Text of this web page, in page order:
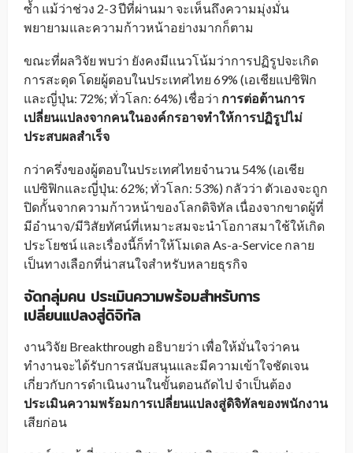
ซ้ำ แม้ว่าช่วง 2-3 ปีที่ผ่านมา จะเห็นถึงความมุ่งมั่น
พยายามและความก้าวหน้าอย่างมากก็ตาม
ขณะที่ผลวิจัย พบว่า ยังคงมีแนวโน้มว่าการปฏิรูปจะเกิด
การสะดุด โดยผู้ตอบในประเทศไทย 69% (เอเชียแปซิฟิก
และญี่ปุ่น: 72%; ทั่วโลก: 64%) เชื่อว่า การต่อต้านการ
เปลี่ยนแปลงจากคนในองค์กรอาจทำให้การปฏิรูปไม่
ประสบผลสำเร็จ
กว่าครึ่งของผู้ตอบในประเทศไทยจำนวน 54% (เอเชีย
แปซิฟิกและญี่ปุ่น: 62%; ทั่วโลก: 53%) กลัวว่า ตัวเองจะถูก
ปิดกั้นจากความก้าวหน้าของโลกดิจิทัล เนื่องจากขาดผู้ที่
มีอำนาจ/มีวิสัยทัศน์ที่เหมาะสมจะนำโอกาสมาใช้ให้เกิด
ประโยชน์ และเรื่องนี้ก็ทำให้โมเดล As-a-Service กลาย
เป็นทางเลือกที่น่าสนใจสำหรับหลายธุรกิจ
จัดกลุ่มคน ประเมินความพร้อมสำหรับการ
เปลี่ยนแปลงสู่ดิจิทัล
งานวิจัย Breakthrough อธิบายว่า เพื่อให้มั่นใจว่าคน
ทำงานจะได้รับการสนับสนุนและมีความเข้าใจชัดเจน
เกี่ยวกับการดำเนินงานในขั้นตอนถัดไป จำเป็นต้อง
ประเมินความพร้อมการเปลี่ยนแปลงสู่ดิจิทัลของพนักงาน
เสียก่อน